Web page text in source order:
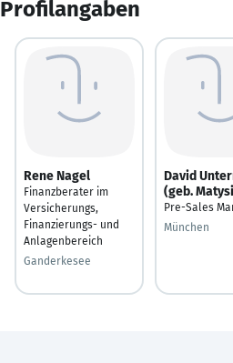
Profilangaben
Rene Nagel
Finanzberater im
Versicherungs,
Finanzierungs- und
Anlagenbereich
Ganderkesee
David
(geb.
Pre-Sales
München